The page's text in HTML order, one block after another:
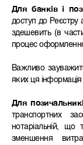
Для банків і
доступ до Реєстру
здешевить (в
процес
Важливо
яких ця інформація
Для
транспортних
нотаріальній,
зменшення